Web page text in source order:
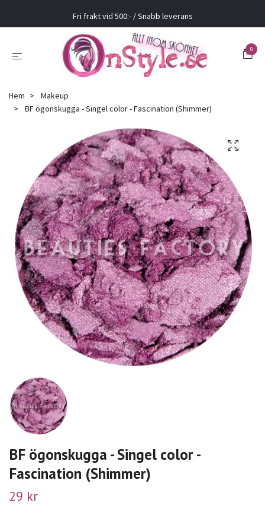
Fri frakt vid 500:- / Snabb leverans
0
Hem
Makeup
BF ögonskugga - Singel color - Fascination (Shimmer)
BF ögonskugga - Singel color -
Fascination (Shimmer)
29 kr